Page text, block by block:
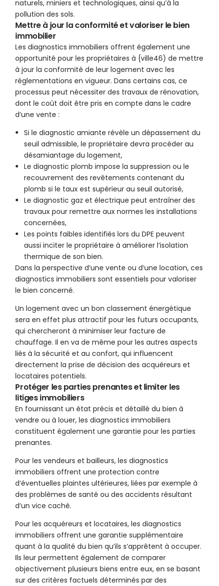
naturels, miniers et technologiques, ainsi qu’à la
pollution des sols.
Mettre à jour la conformité et valoriser le bien
immobilier
Les diagnostics immobiliers offrent également une
opportunité pour les propriétaires à {ville46) de mettre
à jour la conformité de leur logement avec les
réglementations en vigueur. Dans certains cas, ce
processus peut nécessiter des travaux de rénovation,
dont le coût doit être pris en compte dans le cadre
d’une vente :
Si le diagnostic amiante révèle un dépassement du
seuil admissible, le propriétaire devra procéder au
désamiantage du logement,
Le diagnostic plomb impose la suppression ou le
recouvrement des revêtements contenant du
plomb si le taux est supérieur au seuil autorisé,
Le diagnostic gaz et électrique peut entraîner des
travaux pour remettre aux normes les installations
concernées,
Les points faibles identifiés lors du DPE peuvent
aussi inciter le propriétaire à améliorer l’isolation
thermique de son bien.
Dans la perspective d’une vente ou d’une location, ces
diagnostics immobiliers sont essentiels pour valoriser
le bien concerné.
Un logement avec un bon classement énergétique
sera en effet plus attractif pour les futurs occupants,
qui chercheront à minimiser leur facture de
chauffage. Il en va de même pour les autres aspects
liés à la sécurité et au confort, qui influencent
directement la prise de décision des acquéreurs et
locataires potentiels.
Protéger les parties prenantes et limiter les
litiges immobiliers
En fournissant un état précis et détaillé du bien à
vendre ou à louer, les diagnostics immobiliers
constituent également une garantie pour les parties
prenantes.
Pour les vendeurs et bailleurs, les diagnostics
immobiliers offrent une protection contre
d’éventuelles plaintes ultérieures, liées par exemple à
des problèmes de santé ou des accidents résultant
d’un vice caché.
Pour les acquéreurs et locataires, les diagnostics
immobiliers offrent une garantie supplémentaire
quant à la qualité du bien qu’ils s’apprêtent à occuper.
Ils leur permettent également de comparer
objectivement plusieurs biens entre eux, en se basant
sur des critères factuels déterminés par des